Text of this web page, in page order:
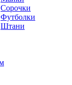
Сорочки
Футболки
Штани